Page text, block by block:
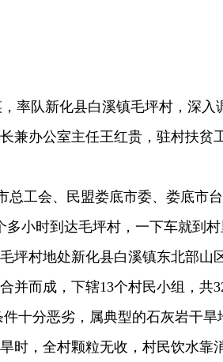
率队新化县白溪镇毛坪村，深入
兼办公室主任王红贵，驻村扶贫
工会、民盟娄底市委、娄底市
小时到达毛坪村，一下车就到
坪村地处新化县白溪镇东北部山
并而成，下辖13个村民小组，共
十分恶劣，属典型的石灰岩干旱
时，全村颗粒无收，村民饮水靠